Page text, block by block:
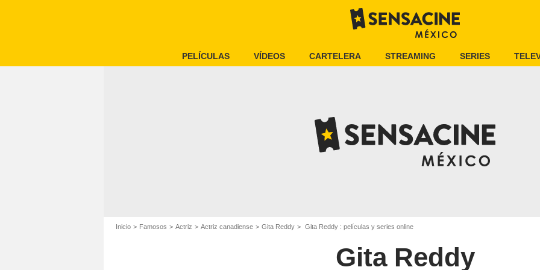
PELÍCULAS VÍDEOS CARTELERA STREAMING SERIES
Inicio Famosos Actriz Actriz canadiense Gita Reddy Gita Reddy : películas y series online
Gita Reddy